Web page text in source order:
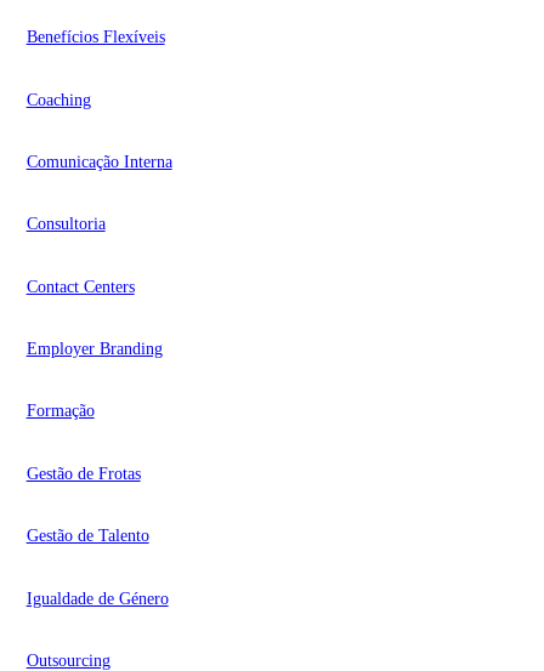
Benefícios Flexíveis
Coaching
Comunicação Interna
Consultoria
Contact Centers
Employer Branding
Formação
Gestão de Frotas
Gestão de Talento
Igualdade de Género
Outsourcing